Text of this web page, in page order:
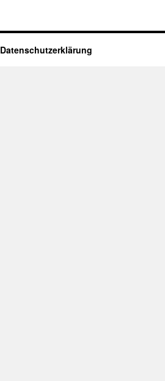
Datenschutz­erklärung